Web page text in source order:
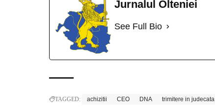
Jurnalul Olteniei
See Full Bio
TAGGED: achizitii CEO DNA trimitere in judecata